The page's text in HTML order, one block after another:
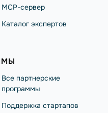
MCP-сервер
Каталог экспертов
Все партнерские
программы
Поддержка стартапов